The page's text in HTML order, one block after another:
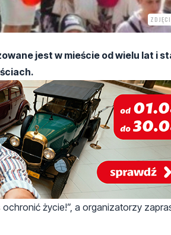
jest w mieście od wielu lat i
życie!”, a organizatorzy